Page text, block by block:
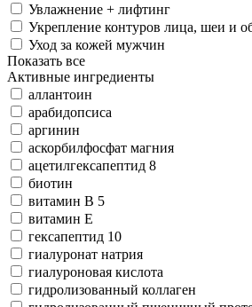
Увлажнение + лифтинг
Укрепление контуров лица, шеи и
Уход за кожей мужчин
Показать все
Активные ингредиенты
аллантоин
арабидопсиса
аргинин
аскорбилфосфат магния
ацетилгексапептид 8
биотин
витамин В 5
витамин Е
гексапептид 10
гиалуронат натрия
гиалуроновая кислота
гидролизованный коллаген